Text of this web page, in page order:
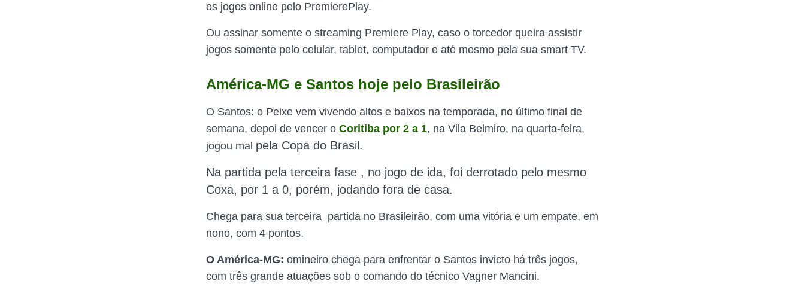
os jogos online pelo PremierePlay.
Ou assinar somente o streaming Premiere Play, caso o torcedor queira assistir
jogos somente pelo celular, tablet, computador e até mesmo pela sua smart TV.
América-MG e Santos hoje pelo Brasileirão
O Santos: o Peixe vem vivendo altos e baixos na temporada, no último final de
semana, depoi de vencer o Coritiba por 2 a 1, na Vila Belmiro, na quarta-feira,
jogou mal pela Copa do Brasil.
Na partida pela terceira fase , no jogo de ida, foi derrotado pelo mesmo
Coxa, por 1 a 0, porém, jodando fora de casa.
Chega para sua terceira partida no Brasileirão, com uma vitória e um empate, em
nono, com 4 pontos.
O América-MG: omineiro chega para enfrentar o Santos invicto há três jogos,
com três grande atuações sob o comando do técnico Vagner Mancini.